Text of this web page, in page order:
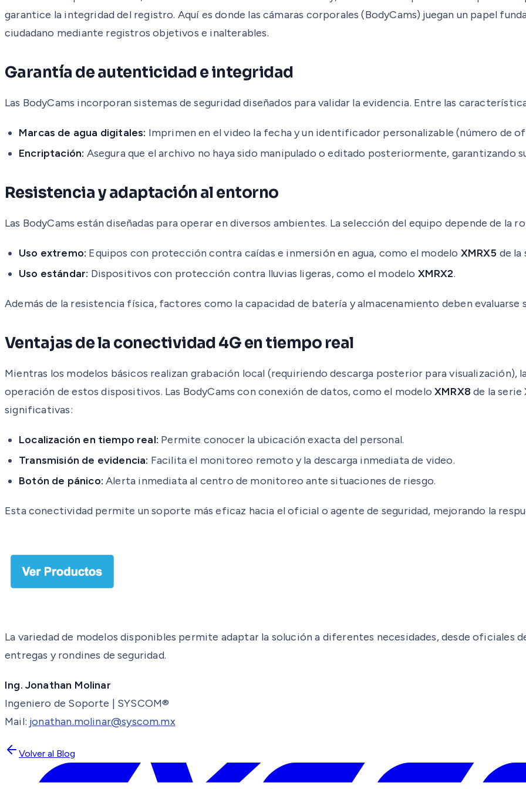
garantice la integridad del registro. Aquí es donde las cámaras corporales (BodyCams) juegan un papel
ciudadano mediante registros objetivos e inalterables.
Garantía de autenticidad e integridad
Las BodyCams incorporan sistemas de seguridad diseñados para validar la evidencia. Entre las
Marcas de agua digitales: Imprimen en el video la fecha y un identificador personalizable (número de
Encriptación: Asegura que el archivo no haya sido manipulado o editado posteriormente, garantizando
Resistencia y adaptación al entorno
Las BodyCams están diseñadas para operar en diversos ambientes. La selección del equipo depende de la
Uso extremo: Equipos con protección contra caídas e inmersión en agua, como el modelo XMRX5 de la
Uso estándar: Dispositivos con protección contra lluvias ligeras, como el modelo XMRX2.
Además de la resistencia física, factores como la capacidad de batería y almacenamiento deben evaluarse
Ventajas de la conectividad 4G en tiempo real
Mientras los modelos básicos realizan grabación local (requiriendo descarga posterior para
operación de estos dispositivos. Las BodyCams con conexión de datos, como el modeloXMRX8 de la
significativas:
Localización en tiempo real: Permite conocer la ubicación exacta del personal.
Transmisión de evidencia: Facilita el monitoreo remoto y la descarga inmediata de video.
Botón de pánico: Alerta inmediata al centro de monitoreo ante situaciones de riesgo.
Esta conectividad permite un soporte más eficaz hacia el oficial o agente de seguridad, mejorando la
La variedad de modelos disponibles permite adaptar la solución a diferentes necesidades, desde oficiales
entregas y rondines de seguridad.
Ing. Jonathan Molinar
Ingeniero de Soporte | SYSCOM®
Mail: jonathan.molinar@syscom.mx
Volver al Blog